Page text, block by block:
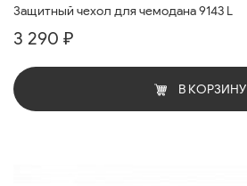
Защитный чехол для чемодана 9143 L
3 290 ₽
В КОРЗИНУ